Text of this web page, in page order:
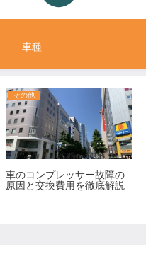
車種
その他
車のコンプレッサー故障の
原因と交換費用を徹底解説